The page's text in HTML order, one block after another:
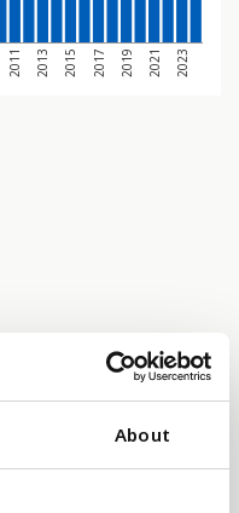
About
2011 2013 2015 2017 2019 2021 2023